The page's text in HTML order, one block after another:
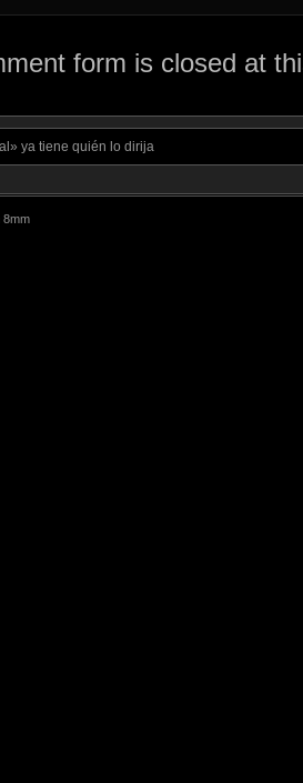
form is closed at
ya tiene quién lo dirija
8mm